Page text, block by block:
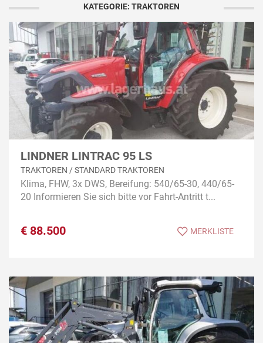
KATEGORIE: TRAKTOREN
LINDNER LINTRAC 95 LS
TRAKTOREN / STANDARD TRAKTOREN
Klima, FHW, 3x DWS, Bereifung: 540/65-30, 440/65-
20 Informieren Sie sich bitte vor Fahrt-Antritt t...
€ 88.500 MERKLISTE